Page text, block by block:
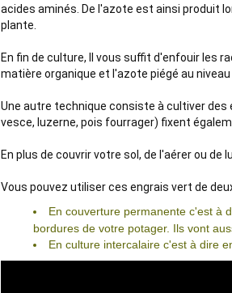
acides aminés. De l'azote est ainsi produit
plante.
En fin de culture, Il vous suffit d'enfouir les
matière organique et l'azote piégé au
Une autre technique consiste à cultiver des
vesce, luzerne, pois fourrager) fixent
En plus de couvrir votre sol, de l'aérer ou
En couverture permanente c'est à
bordures de votre potager. Ils vont
En culture intercalaire c'est à dire